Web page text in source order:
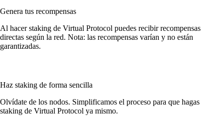
Genera tus recompensas
Al hacer staking de Virtual Protocol puedes recibir recompensas
directas según la red. Nota: las recompensas varían y no están
garantizadas.
Haz staking de forma sencilla
Olvídate de los nodos. Simplificamos el proceso para que hagas
staking de Virtual Protocol ya mismo.